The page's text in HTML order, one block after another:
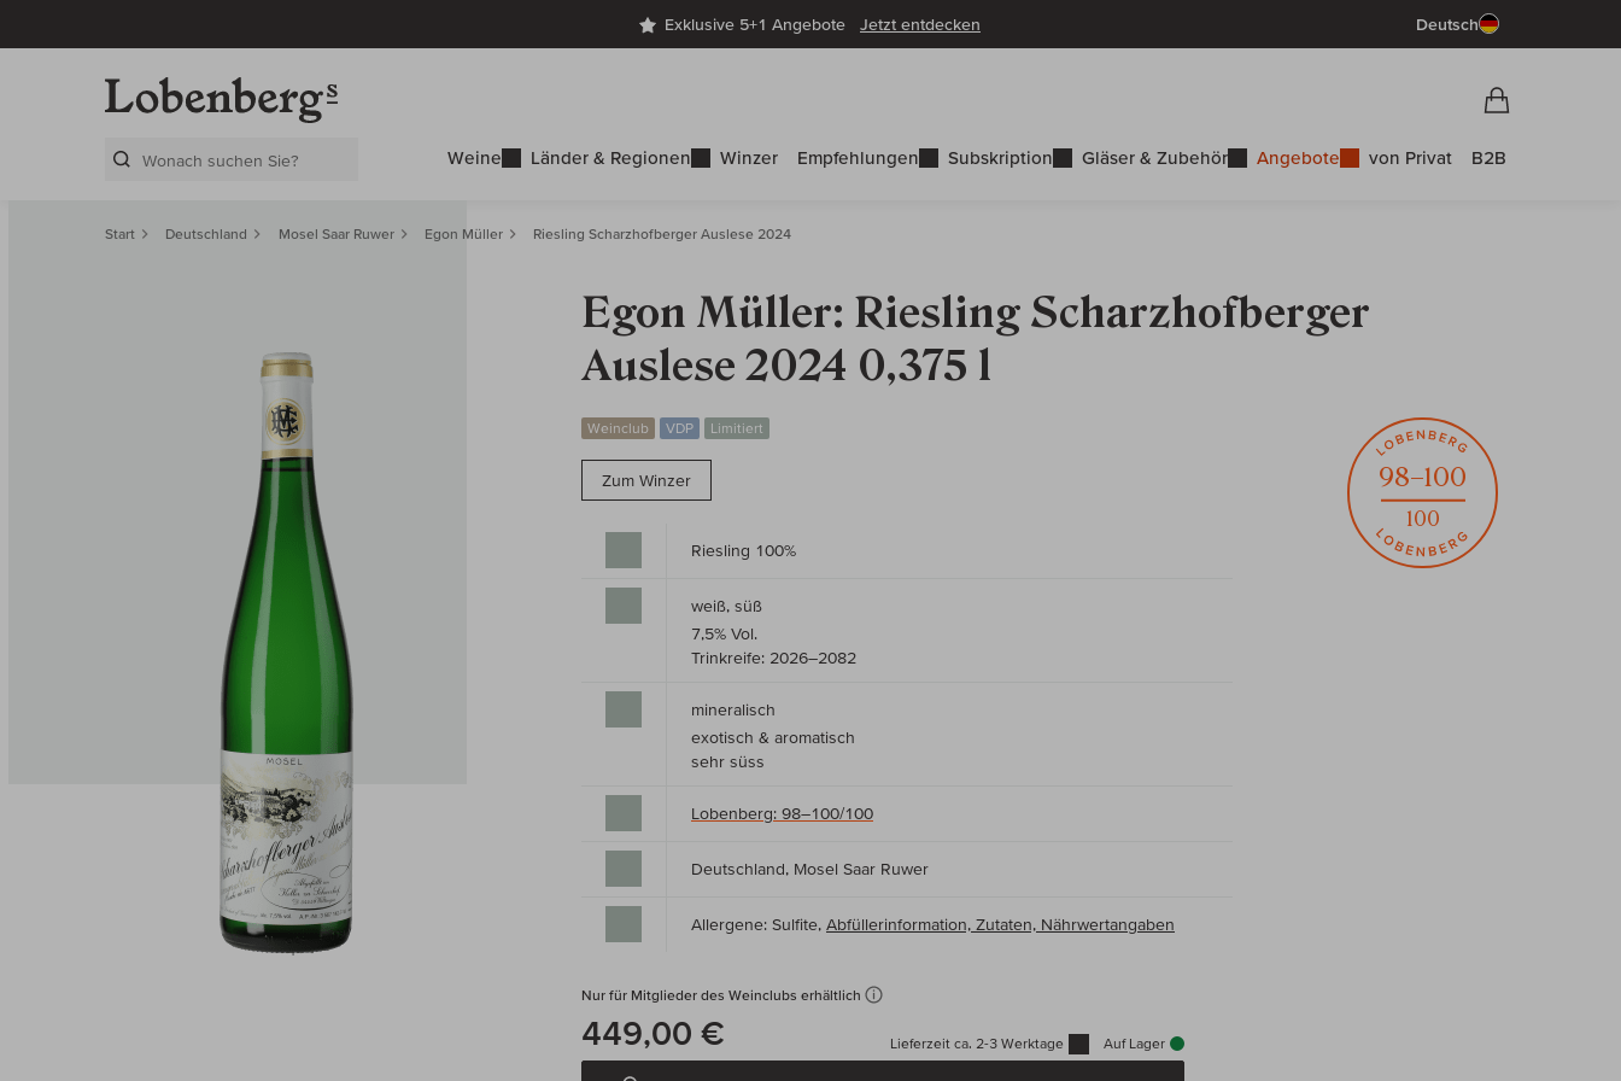
Exklusive 5+1 Angebote Jetzt entdecken Deutsch
Weine Länder & Regionen Winzer Empfehlungen Subskription Gläser & Zubehör Angebote von Privat B2B
Start Deutschland Mosel Saar Ruwer Egon Müller Riesling Scharzhofberger Auslese 2024
Egon Müller: Riesling Scharzhofberger
Auslese 2024 0,375 l
Weinclub VDP Limitiert
Zum Winzer 98–100
100
Riesling 100%
weiß, süß
7,5% Vol.
Trinkreife: 2026–2082
mineralisch
exotisch & aromatisch
sehr süss
Lobenberg: 98–100/100
Deutschland, Mosel Saar Ruwer
Allergene: Sulfite, Abfüllerinformation, Zutaten, Nährwertangaben
Nur für Mitglieder des Weinclubs erhältlich
449,00 € Lieferzeit ca. 2-3 Werktage Auf Lager